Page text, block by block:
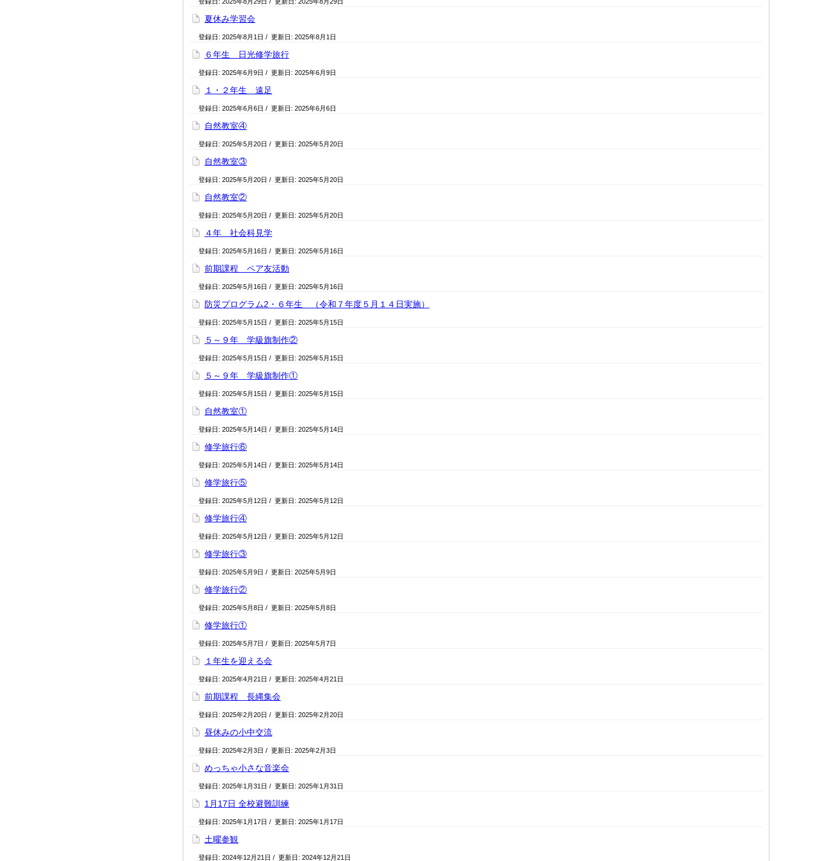
夏休み学習会
登録日: 2025年8月1日 / 更新日: 2025年8月1日
６年生 日光修学旅行
登録日: 2025年6月9日 / 更新日: 2025年6月9日
１・２年生 遠足
登録日: 2025年6月6日 / 更新日: 2025年6月6日
自然教室④
登録日: 2025年5月20日 / 更新日: 2025年5月20日
自然教室③
登録日: 2025年5月20日 / 更新日: 2025年5月20日
自然教室②
登録日: 2025年5月20日 / 更新日: 2025年5月20日
４年 社会科見学
登録日: 2025年5月16日 / 更新日: 2025年5月16日
前期課程 ペア友活動
登録日: 2025年5月16日 / 更新日: 2025年5月16日
防災プログラム2・６年生 （令和７年度５月１４日実施）
登録日: 2025年5月15日 / 更新日: 2025年5月15日
５～９年 学級旗制作②
登録日: 2025年5月15日 / 更新日: 2025年5月15日
５～９年 学級旗制作①
登録日: 2025年5月15日 / 更新日: 2025年5月15日
自然教室①
登録日: 2025年5月14日 / 更新日: 2025年5月14日
修学旅行⑥
登録日: 2025年5月14日 / 更新日: 2025年5月14日
修学旅行⑤
登録日: 2025年5月12日 / 更新日: 2025年5月12日
修学旅行④
登録日: 2025年5月12日 / 更新日: 2025年5月12日
修学旅行③
登録日: 2025年5月9日 / 更新日: 2025年5月9日
修学旅行②
登録日: 2025年5月8日 / 更新日: 2025年5月8日
修学旅行①
登録日: 2025年5月7日 / 更新日: 2025年5月7日
１年生を迎える会
登録日: 2025年4月21日 / 更新日: 2025年4月21日
前期課程 長縄集会
登録日: 2025年2月20日 / 更新日: 2025年2月20日
昼休みの小中交流
登録日: 2025年2月3日 / 更新日: 2025年2月3日
めっちゃ小さな音楽会
登録日: 2025年1月31日 / 更新日: 2025年1月31日
1月17日 全校避難訓練
登録日: 2025年1月17日 / 更新日: 2025年1月17日
土曜参観
登録日: 2024年12月21日 / 更新日: 2024年12月21日